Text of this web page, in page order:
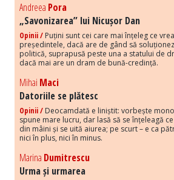
Andreea Pora
„Savonizarea” lui Nicușor Dan
Opinii / Puțini sunt cei care mai înțeleg ce vrea
președintele, dacă are de gând să
politică, suprapusă peste una a statului de
dacă mai are un dram de bună-credință.
Mihai Maci
Datoriile se plătesc
Opinii / Deocamdată e liniștit: vorbește
spune mare lucru, dar lasă să se înțeleagă
din mâini și se uită aiurea; pe scurt – e ca
nici în plus, nici în minus.
Marina Dumitrescu
Urma și urmarea